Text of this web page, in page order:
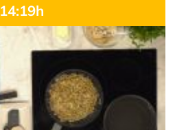
14:19h